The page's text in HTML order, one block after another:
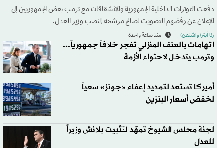
دفعت التوترات الداخلية الجمهورية والانشقاقات مع ترمب بعض الجمهوريين إلى
الإعلان عن رفضهم التصويت لصالح مرشحه لمنصب وزير العدل.
رنا أبتر (واشنطن) منذ ساعة واحدة
اتهامات بالعنف المنزلي تفجر خلافاً جمهورياً...
وترمب يتدخل لاحتواء الأزمة
أميركا تستعد لتمديد إعفاء «جونز» سعياً
لخفض أسعار البنزين
لجنة مجلس الشيوخ تمهّد لتثبيت بلانش وزيراً
للعدل